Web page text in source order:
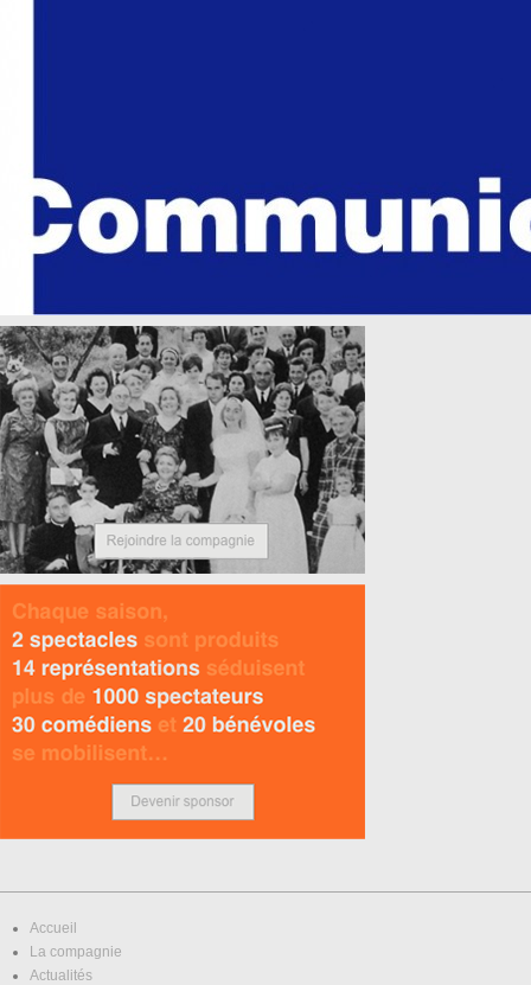
Accueil
La compagnie
Actualités